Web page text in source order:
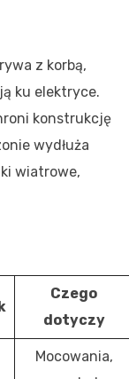
z korbą,
ku elektryce.
konstrukcję
wydłuża
wiatrowe,
Czego
dotyczy
Mocowania,